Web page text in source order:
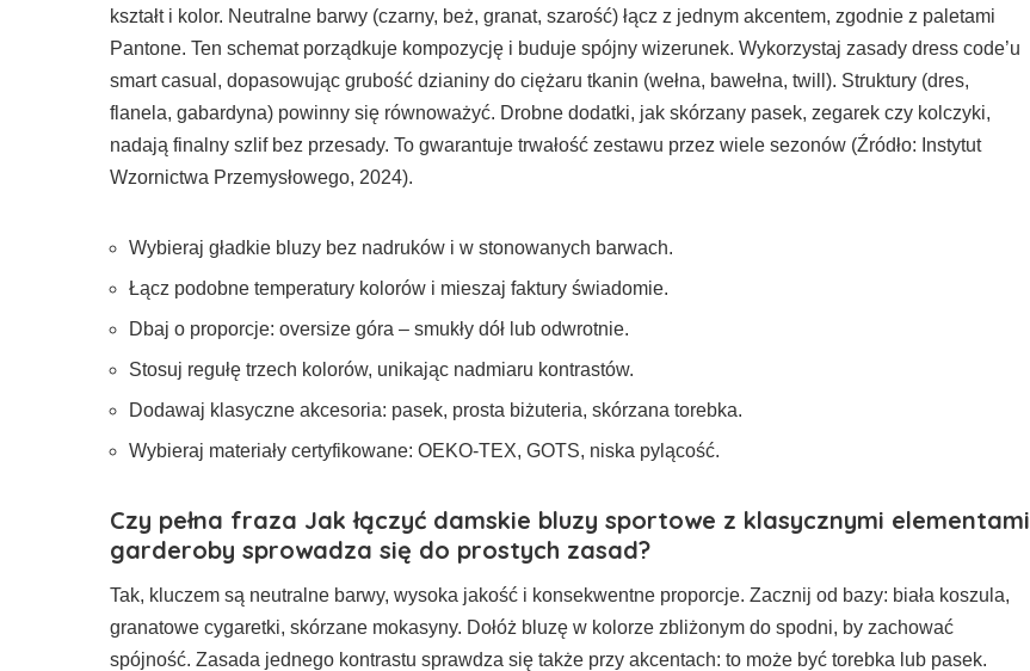
kształt i kolor. Neutralne barwy (czarny, beż, granat, szarość) łącz z jednym akcentem, zgodnie z paletami
Pantone. Ten schemat porządkuje kompozycję i buduje spójny wizerunek. Wykorzystaj zasady dress code’u
smart casual, dopasowując grubość dzianiny do ciężaru tkanin (wełna, bawełna, twill). Struktury (dres,
flanela, gabardyna) powinny się równoważyć. Drobne dodatki, jak skórzany pasek, zegarek czy kolczyki,
nadają finalny szlif bez przesady. To gwarantuje trwałość zestawu przez wiele sezonów (Źródło: Instytut
Wzornictwa Przemysłowego, 2024).
Wybieraj gładkie bluzy bez nadruków i w stonowanych barwach.
Łącz podobne temperatury kolorów i mieszaj faktury świadomie.
Dbaj o proporcje: oversize góra – smukły dół lub odwrotnie.
Stosuj regułę trzech kolorów, unikając nadmiaru kontrastów.
Dodawaj klasyczne akcesoria: pasek, prosta biżuteria, skórzana torebka.
Wybieraj materiały certyfikowane: OEKO-TEX, GOTS, niska pylącość.
Czy pełna fraza Jak łączyć damskie bluzy sportowe z klasycznymi elementami
garderoby sprowadza się do prostych zasad?
Tak, kluczem są neutralne barwy, wysoka jakość i konsekwentne proporcje. Zacznij od bazy: biała koszula,
granatowe cygaretki, skórzane mokasyny. Dołóż bluzę w kolorze zbliżonym do spodni, by zachować
spójność. Zasada jednego kontrastu sprawdza się także przy akcentach: to może być torebka lub pasek.